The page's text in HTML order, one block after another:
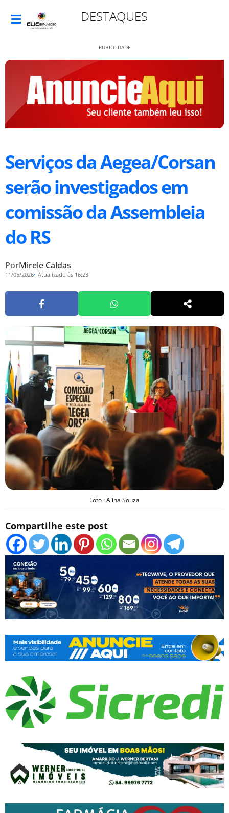
DESTAQUES
PUBLICIDADE
Serviços da Aegea/Corsan
serão investigados em
comissão da Assembleia
do RS
PorMirele Caldas
11/05/2026 Atualizado às 16:23
Foto : Alina Souza
Compartilhe este post